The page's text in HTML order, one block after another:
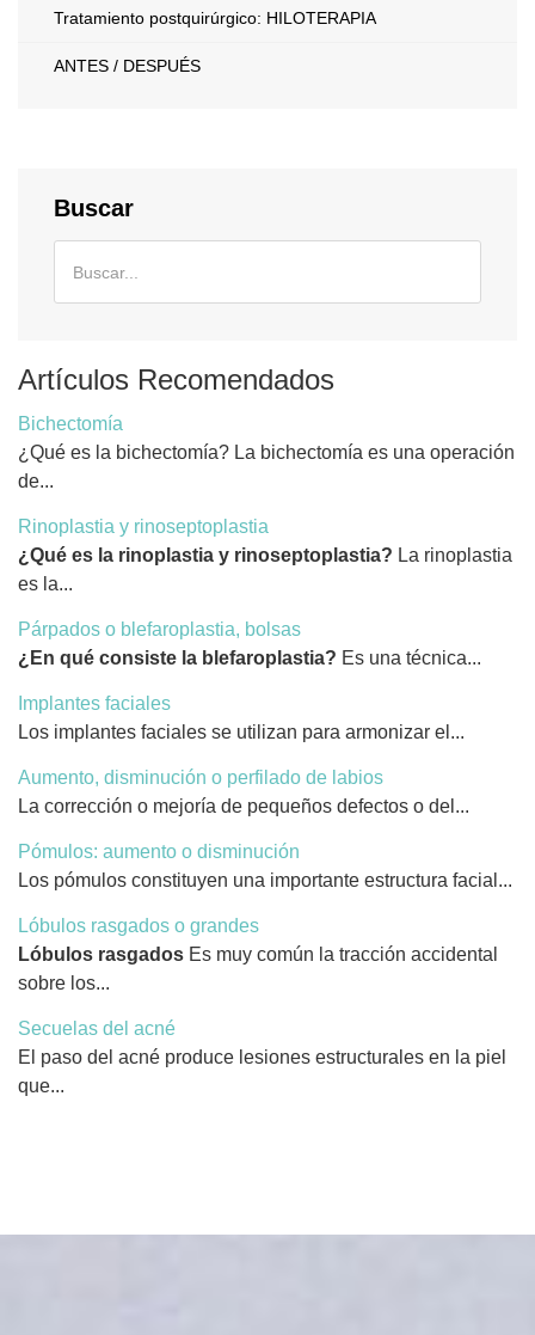
Tratamiento postquirúrgico: HILOTERAPIA
ANTES / DESPUÉS
Buscar
Artículos Recomendados
Bichectomía
¿Qué es la bichectomía? La bichectomía es una operación
de...
Rinoplastia y rinoseptoplastia
¿Qué es la rinoplastia y rinoseptoplastia? La rinoplastia
es la...
Párpados o blefaroplastia, bolsas
¿En qué consiste la blefaroplastia? Es una técnica...
Implantes faciales
Los implantes faciales se utilizan para armonizar el...
Aumento, disminución o perfilado de labios
La corrección o mejoría de pequeños defectos o del...
Pómulos: aumento o disminución
Los pómulos constituyen una importante estructura facial...
Lóbulos rasgados o grandes
Lóbulos rasgados Es muy común la tracción accidental
sobre los...
Secuelas del acné
El paso del acné produce lesiones estructurales en la piel
que...